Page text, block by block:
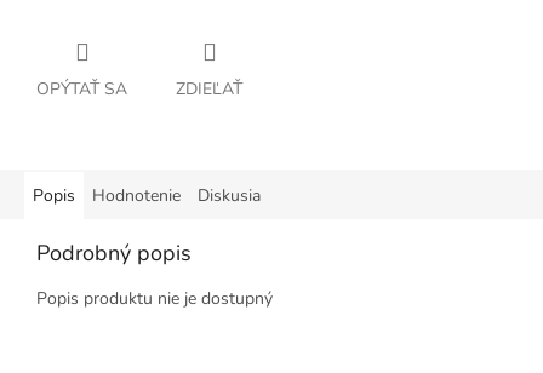
OPÝTAŤ SA ZDIEĽAŤ
Popis Hodnotenie Diskusia
Podrobný popis
Popis produktu nie je dostupný